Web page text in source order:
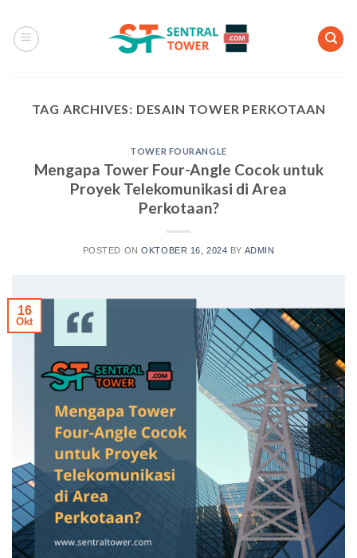
content
TAG ARCHIVES: DESAIN TOWER PERKOTAAN
TOWER FOURANGLE
Mengapa Tower Four-Angle Cocok untuk
Proyek Telekomunikasi di Area
Perkotaan?
POSTED ONOKTOBER 16, 2024 BY ADMIN
16
Okt